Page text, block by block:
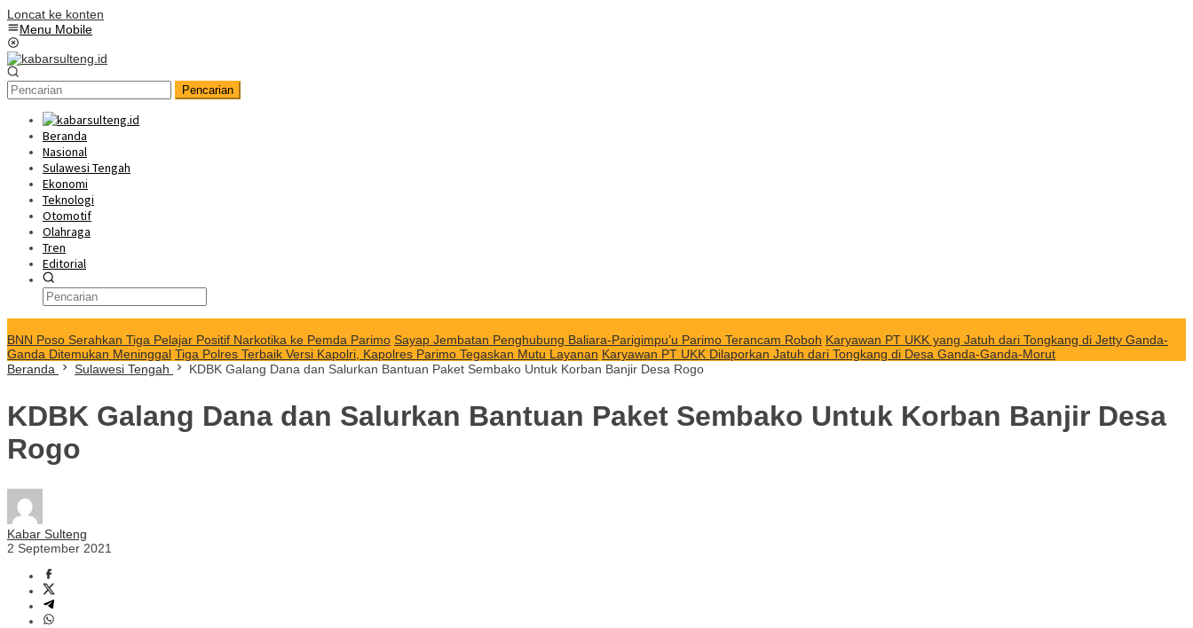
Loncat ke konten
Menu Mobile
Pencarian
Beranda
Nasional
Sulawesi Tengah
Ekonomi
Teknologi
Otomotif
Olahraga
Tren
Editorial
BNN Poso Serahkan Tiga Pelajar Positif Narkotika ke Pemda Parimo Sayap Jembatan Penghubung Baliara-Parigimpu’u Parimo Terancam Roboh Karyawan PT UKK yang Jatuh dari Tongkang di Jetty Ganda-
Ganda Ditemukan Meninggal Tiga Polres Terbaik Versi Kapolri, Kapolres Parimo Tegaskan Mutu Layanan Karyawan PT UKK Dilaporkan Jatuh dari Tongkang di Desa Ganda-Ganda-Morut
Beranda
Sulawesi Tengah KDBK Galang Dana dan Salurkan Bantuan Paket Sembako Untuk Korban Banjir Desa Rogo
KDBK Galang Dana dan Salurkan Bantuan Paket Sembako Untuk Korban Banjir Desa
Rogo
Kabar Sulteng
2 September 2021